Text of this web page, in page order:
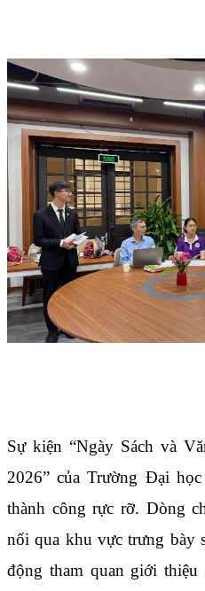
Sự kiện “Ngày Sách và
2026” của Trường Đại
thành công rực rỡ. Dòng
nối qua khu vực trưng bày
động tham quan giới thiệu